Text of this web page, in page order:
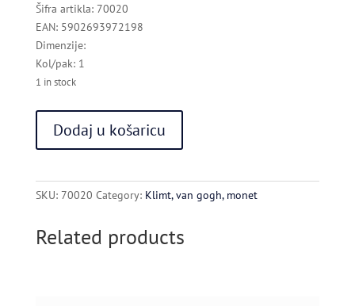
Šifra artikla: 70020
EAN: 5902693972198
Dimenzije:
Kol/pak: 1
1 in stock
ŠALICA
S
INFUSEROM
ŽIVOTA
ECRU
Dodaj u košaricu
SKU: 70020 Category: Klimt, van gogh, monet
Related products